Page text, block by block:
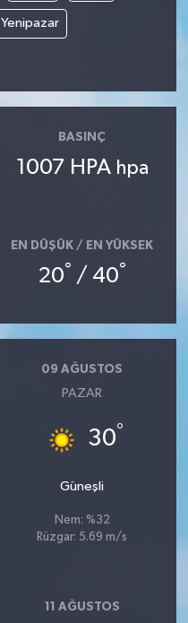
Yenipazar
BASINÇ
1007 HPA hpa
EN DÜŞÜK / EN YÜKSEK
20° / 40°
09 AĞUSTOS
PAZAR
30°
Güneşli
Nem: %32
Rüzgar: 5.69 m/s
11 AĞUSTOS